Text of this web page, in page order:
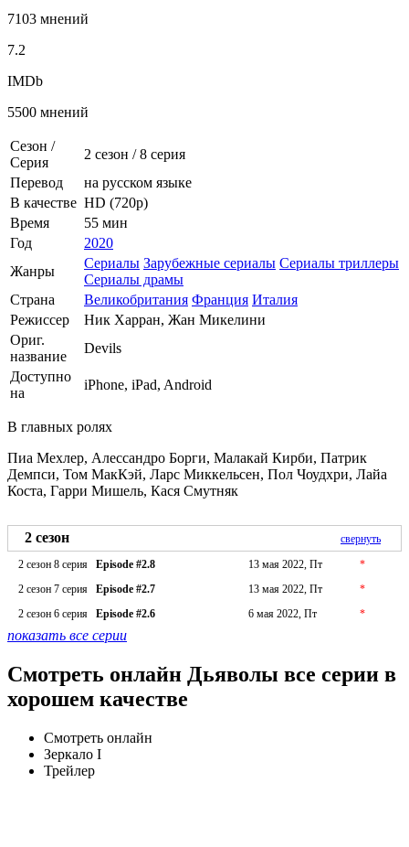
7103 мнений
7.2
IMDb
5500 мнений
Сезон /
Серия
2 сезон /8 серия
Перевод
на русском языке
В качестве HD (720p)
Время
55 мин
Год
2020
Жанры
Сериалы Зарубежные сериалы Сериалы триллеры
Сериалы драмы
Страна
Великобритания Франция Италия
Режиссер
Ник Харран, Жан Микелини
Ориг.
название
Devils
Доступно
на
iPhone, iPad, Android
В главных ролях
Пиа Мехлер, Алессандро Борги, Малакай Кирби, Патрик
Демпси, Том МакКэй, Ларс Миккельсен, Пол Чоудхри, Лайа
Коста, Гарри Мишель, Кася Смутняк
2 сезон
свернуть
2 сезон 8 серия
Episode #2.8 13 мая 2022, Пт
*
2 сезон 7 серия
Episode #2.7 13 мая 2022, Пт
*
2 сезон 6 серия
Episode #2.6 6 мая 2022, Пт *
показать все серии
Смотреть онлайн Дьяволы все серии в
хорошем качестве
Смотреть онлайн
Зеркало I
Трейлер